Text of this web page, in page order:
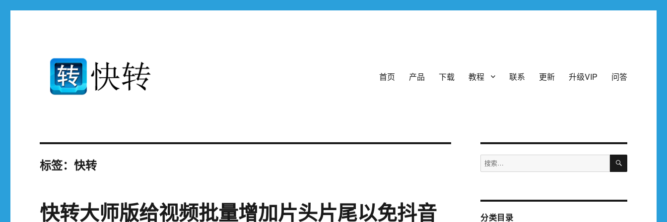
首页 产品 下载 教程 联系 更新 升级VIP 问答
标签：快转
快转大师版给视频批量增加片头片尾以免抖音
搜
索：
搜
分类目录